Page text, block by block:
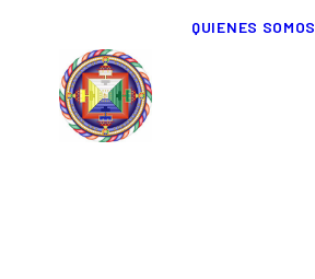
QUIENES SOMOS